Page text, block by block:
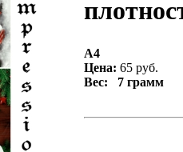
А4
Цена: 65 руб.
Вес: 7 грамм